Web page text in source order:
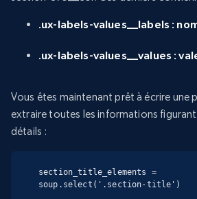
.ux-labels-values__labels :
.ux-labels-values__values :
Vous êtes maintenant prêt à écrire une
extraire toutes les informations
détails :
section_title_elements =
soup.select('.section-title')